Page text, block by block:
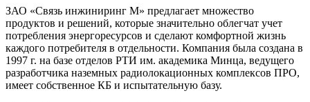
ЗАО «Связь инжиниринг М» предлагает множество
продуктов и решений, которые значительно облегчат учет
потребления энергоресурсов и сделают комфортной жизнь
каждого потребителя в отдельности. Компания была создана в
1997 г. на базе отделов РТИ им. академика Минца, ведущего
разработчика наземных радиолокационных комплексов ПРО,
имеет собственное КБ и испытательную базу.